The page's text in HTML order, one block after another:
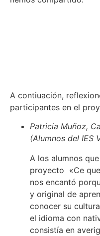
A contiuación,
participantes en el
Patricia Muñoz,
(Alumnos del IES
A los alumnos
proyecto «Ce
nos encantó
y original de
conocer su
el idioma con
consistía en